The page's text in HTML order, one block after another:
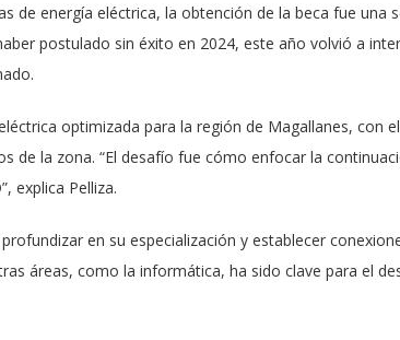
de energía eléctrica, la obtención de la beca fue una
postulado sin éxito en 2024, este año volvió a
optimizada para la región de Magallanes, con
de la zona. “El desafío fue cómo enfocar la
explica Pelliza.
en su especialización y establecer
áreas, como la informática, ha sido clave para el